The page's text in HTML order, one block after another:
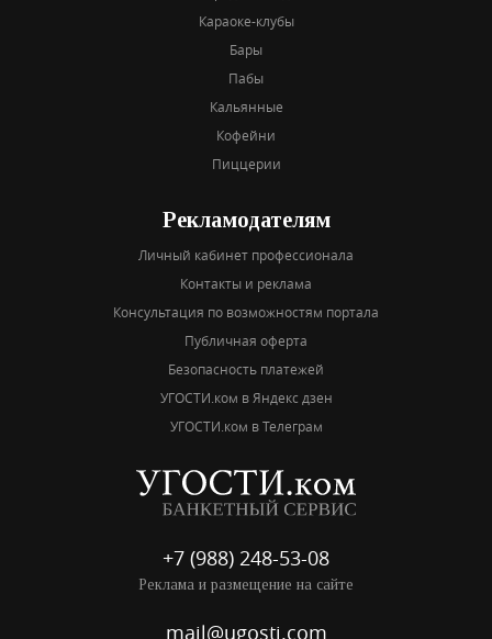
Караоке-клубы
Бары
Пабы
Кальянные
Кофейни
Пиццерии
Рекламодателям
Личный кабинет профессионала
Контакты и реклама
Консультация по возможностям портала
Публичная оферта
Безопасность платежей
УГОСТИ.ком в Яндекс дзен
УГОСТИ.ком в Телеграм
+7 (988) 248-53-08
Реклама и размещение на сайте
mail@ugosti.com